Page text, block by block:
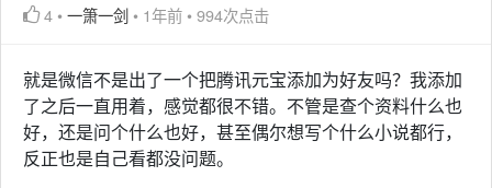
4 •一箫一剑 • 1年前 •994次点击
就是微信不是出了一个把腾讯元宝添加为好友吗？我添加
了之后一直用着，感觉都很不错。不管是查个资料什么也
好，还是问个什么也好，甚至偶尔想写个什么小说都行，
反正也是自己看都没问题。